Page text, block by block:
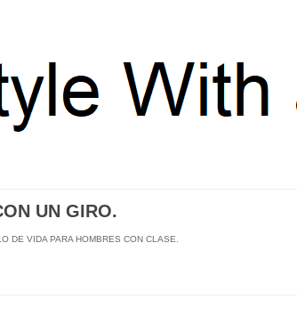
UN GIRO.
DE VIDA PARA HOMBRES CON CLASE.